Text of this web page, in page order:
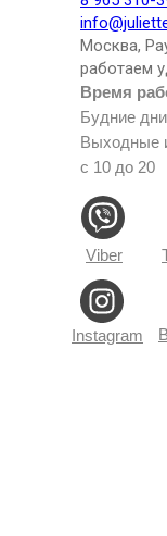
Время
Будние
Выходные
с 10 до 20
Viber
Instagram
Москва,
работаем